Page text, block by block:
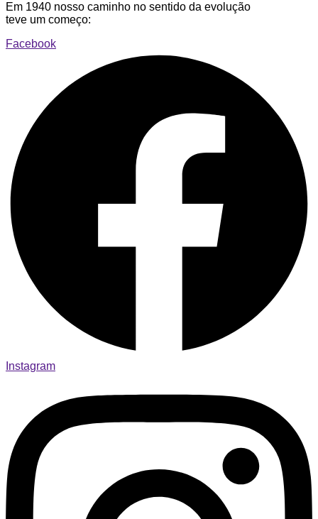
Em 1940 nosso caminho no sentido da evolução
teve um começo:
Facebook
Instagram